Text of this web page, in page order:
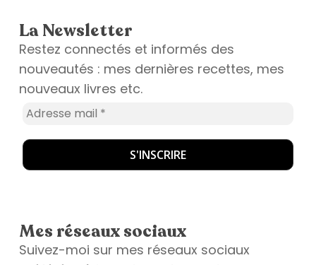
La Newsletter
Restez connectés et informés des
nouveautés : mes dernières recettes, mes
nouveaux livres etc.
Mes réseaux sociaux
Suivez-moi sur mes réseaux sociaux